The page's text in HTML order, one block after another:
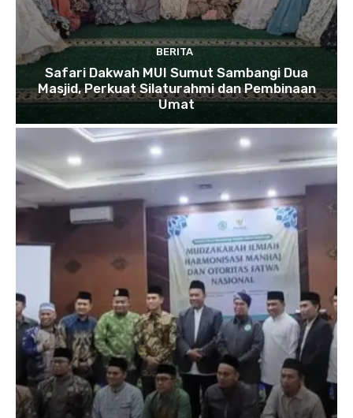
BERITA
Safari Dakwah MUI Sumut Sambangi Dua
Masjid, Perkuat Silaturahmi dan Pembinaan
Umat